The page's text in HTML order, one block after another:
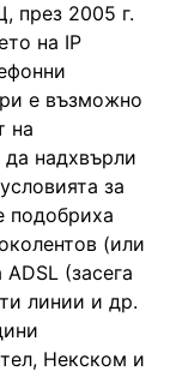
през 2005 г.
на IP
е възможно
на
да надхвърли
за
подобриха
(или
(засега
линии и др.
Некском и